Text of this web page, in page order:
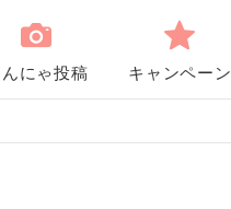
にゃ投稿 キャンペーン